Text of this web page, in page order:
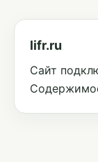
lifr.ru
Сайт